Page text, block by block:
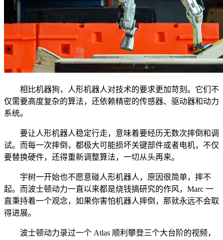
相比机器狗，人形机器人对技术的要求更加苛刻。它们不
仅需要高度复杂的算法，还依赖精密的传感器、驱动器和动力
系统。
要让人形机器人稳定行走，意味着要经历无数次摔倒和调
试。而每一次摔倒，都极大可能损坏关键部件或者电机，不仅
要替换硬件，还得重新调整算法，一切从头再来。
宇树一开始也不愿意碰人形机器人，原因很简单，摔不
起。而波士顿动力一直以来都是烧钱搞研究的作风，Marc 一
直秉持着一个观念，如果你害怕机器人摔倒，那就永远不会取
得进展。
波士顿动力录过一个 Atlas 顺利攀登三个大台阶的视频，